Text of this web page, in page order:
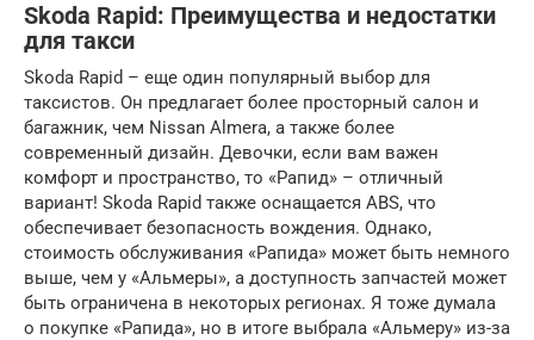
Skoda Rapid: Преимущества и недостатки
для такси
Skoda Rapid – еще один популярный выбор для
таксистов. Он предлагает более просторный салон и
багажник, чем Nissan Almera, а также более
современный дизайн. Девочки, если вам важен
комфорт и пространство, то «Рапид» – отличный
вариант! Skoda Rapid также оснащается ABS, что
обеспечивает безопасность вождения. Однако,
стоимость обслуживания «Рапида» может быть немного
выше, чем у «Альмеры», а доступность запчастей может
быть ограничена в некоторых регионах. Я тоже думала
о покупке «Рапида», но в итоге выбрала «Альмеру» из-за